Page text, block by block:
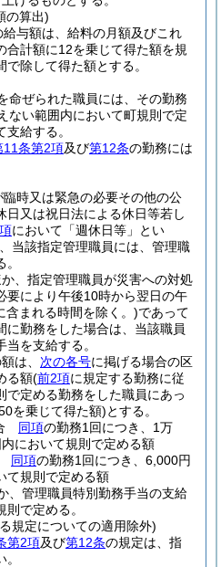
の算出)
与額は、給料の月額及びこれ
合計額に12を乗じて得た額を規
除して得た額とする。
命ぜられた職員には、その勤務
ない範囲内において町規則で定
給する。
11条第2項及び第12条の勤務には
時又は緊急の必要その他の公
日又は祝日法による休日等若し
において「週休日等」とい
当該指定管理職員には、管理職
、指定管理職員が災害への対処
要により午後10時から翌日の午
含まれる時間を除く。)であって
に勤務をした場合は、当該職員
を支給する。
は、 次の各号に掲げる場合の区
る額(前2項に規定する勤務に従
で定める勤務をした職員にあっ
を乗じて得た額)とする。
同項の勤務1回につき、1万
において規則で定める額
同項の勤務1回につき、6,000円
て規則で定める額
、管理職員特別勤務手当の支給
で定める。
規定についての適用除外)
第2項及び第12条の規定は、指